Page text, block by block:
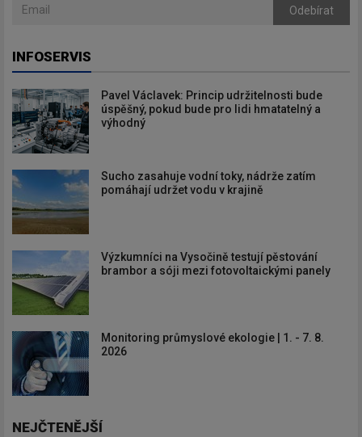
Odebírat
INFOSERVIS
Pavel Václavek: Princip udržitelnosti bude
úspěšný, pokud bude pro lidi hmatatelný a
výhodný
Sucho zasahuje vodní toky, nádrže zatím
pomáhají udržet vodu v krajině
Výzkumníci na Vysočině testují pěstování
brambor a sóji mezi fotovoltaickými panely
Monitoring průmyslové ekologie | 1. - 7. 8.
2026
NEJČTENĚJŠÍ